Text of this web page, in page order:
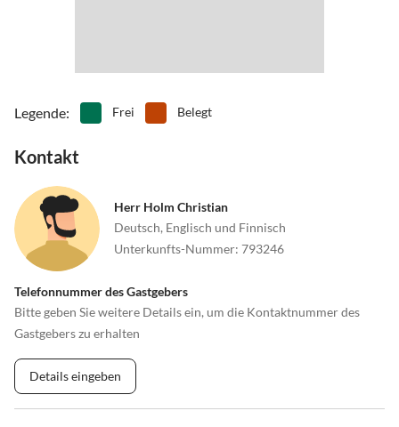
Legende: Frei Belegt
Kontakt
Herr Holm Christian
Deutsch, Englisch und Finnisch
Unterkunfts-Nummer: 793246
Telefonnummer des Gastgebers
Bitte geben Sie weitere Details ein, um die Kontaktnummer des
Gastgebers zu erhalten
Details eingeben